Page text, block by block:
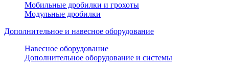
Мобильные дробилки и грохоты
Модульные дробилки
Дополнительное и навесное оборудование
Навесное оборудование
Дополнительное оборудование и системы